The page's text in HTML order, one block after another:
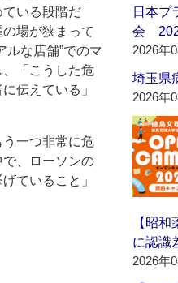
いる段階だ
場が狭まって
ルな店舗”でのマ
「こうした危
伝えている」
一つ非常に危
、ローソンの
ていること」
日本
会
2026年
埼玉
2026年
【昭
に認識
2026年